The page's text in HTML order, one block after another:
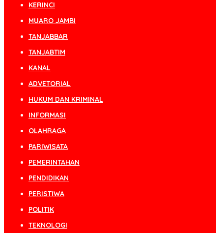
KERINCI
MUARO JAMBI
TANJABBAR
TANJABTIM
KANAL
ADVETORIAL
HUKUM DAN KRIMINAL
INFORMASI
OLAHRAGA
PARIWISATA
PEMERINTAHAN
PENDIDIKAN
PERISTIWA
POLITIK
TEKNOLOGI